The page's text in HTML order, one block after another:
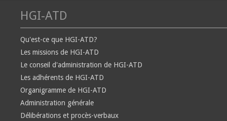
HGI-ATD
Qu'est-ce que HGI-ATD?
Les missions de HGI-ATD
Le conseil d'administration de HGI-ATD
Les adhérents de HGI-ATD
Organigramme de HGI-ATD
Administration générale
Délibérations et procès-verbaux